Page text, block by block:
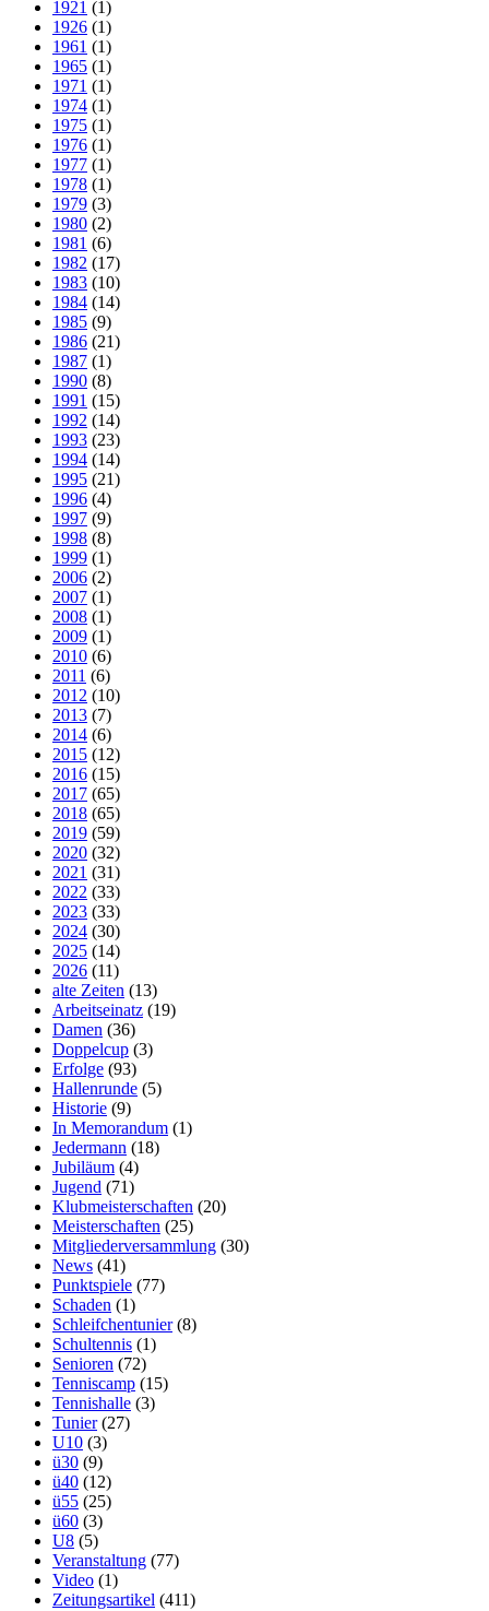
1921 (1)
1926 (1)
1961 (1)
1965 (1)
1971 (1)
1974 (1)
1975 (1)
1976 (1)
1977 (1)
1978 (1)
1979 (3)
1980 (2)
1981 (6)
1982 (17)
1983 (10)
1984 (14)
1985 (9)
1986 (21)
1987 (1)
1990 (8)
1991 (15)
1992 (14)
1993 (23)
1994 (14)
1995 (21)
1996 (4)
1997 (9)
1998 (8)
1999 (1)
2006 (2)
2007 (1)
2008 (1)
2009 (1)
2010 (6)
2011 (6)
2012 (10)
2013 (7)
2014 (6)
2015 (12)
2016 (15)
2017 (65)
2018 (65)
2019 (59)
2020 (32)
2021 (31)
2022 (33)
2023 (33)
2024 (30)
2025 (14)
2026 (11)
alte Zeiten (13)
Arbeitseinatz (19)
Damen (36)
Doppelcup (3)
Erfolge (93)
Hallenrunde (5)
Historie (9)
In Memorandum (1)
Jedermann (18)
Jubiläum (4)
Jugend (71)
Klubmeisterschaften (20)
Meisterschaften (25)
Mitgliederversammlung (30)
News (41)
Punktspiele (77)
Schaden (1)
Schleifchentunier(8)
Schultennis (1)
Senioren (72)
Tenniscamp (15)
Tennishalle (3)
Tunier(27)
U10 (3)
ü30 (9)
ü40 (12)
ü55 (25)
ü60 (3)
U8 (5)
Veranstaltung (77)
Video (1)
Zeitungsartikel (411)